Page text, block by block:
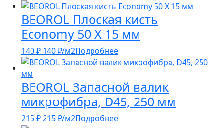
BEOROL Плоская кисть
Economy 50 Х 15 мм
140₽ 140₽/м2Подробнее
BEOROL Запасной валик
микрофибра, D45, 250 мм
215₽215₽/м2Подробнее